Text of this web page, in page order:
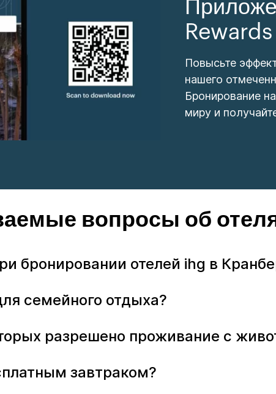
Rewards
Повысьте
нашего
Бронирование
миру и
вопросы об
бронировании отелей ihg в
семейного отдыха?
разрешено проживание с
завтраком?